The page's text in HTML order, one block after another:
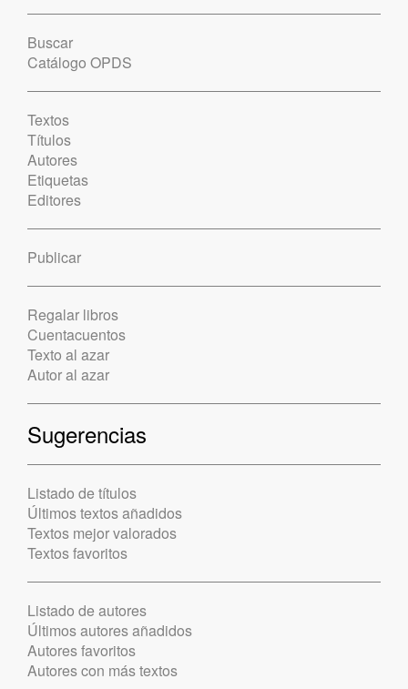
Buscar
Catálogo OPDS
Textos
Títulos
Autores
Etiquetas
Editores
Publicar
Regalar libros
Cuentacuentos
Texto al azar
Autor al azar
Sugerencias
Listado de títulos
Últimos textos añadidos
Textos mejor valorados
Textos favoritos
Listado de autores
Últimos autores añadidos
Autores favoritos
Autores con más textos